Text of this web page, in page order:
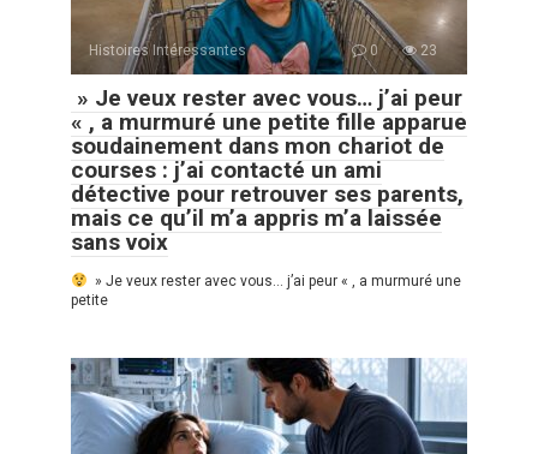
Histoires Intéressantes 0 23
» Je veux rester avec vous… j’ai peur
« , a murmuré une petite fille apparue
soudainement dans mon chariot de
courses : j’ai contacté un ami
détective pour retrouver ses parents,
mais ce qu’il m’a appris m’a laissée
sans voix
» Je veux rester avec vous… j’ai peur « , a murmuré une
petite